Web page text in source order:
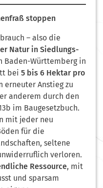
stoppen
– also die
Natur in Siedlungs-
Baden-Württemberg in
bei 5 bis 6 Hektar pro
erneuter Anstieg zu
anderem durch den
im Baugesetzbuch.
mit jeder neu
für die
seltene
verloren.
Ressource, mit
und sparsam